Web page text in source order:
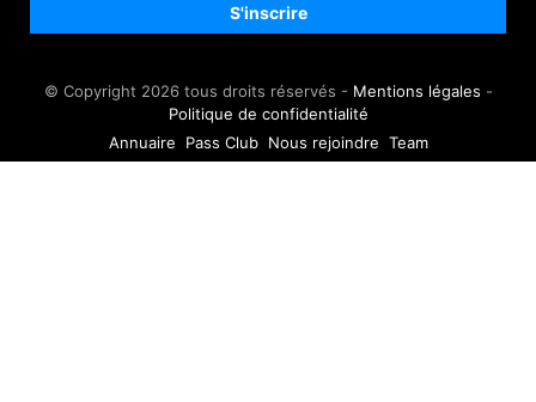
© Copyright 2026 tous droits réservés - Mentions légales -
Politique de confidentialité
Annuaire
Pass Club Nous rejoindre Team